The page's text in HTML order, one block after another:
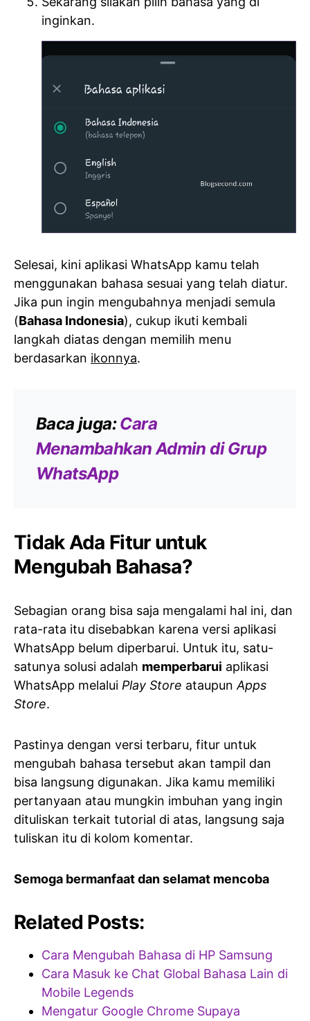
inginkan.
Selesai, kini aplikasi WhatsApp kamu telah
menggunakan bahasa sesuai yang telah diatur.
Jika pun ingin mengubahnya menjadi semula
(Bahasa Indonesia), cukup ikuti kembali
langkah diatas dengan memilih menu
berdasarkan ikonnya.
Baca juga:Cara
Menambahkan Admin di Grup
WhatsApp
Tidak Ada Fitur untuk
Mengubah Bahasa?
Sebagian orang bisa saja mengalami hal ini, dan
rata-rata itu disebabkan karena versi aplikasi
WhatsApp belum diperbarui. Untuk itu, satu-
satunya solusi adalah memperbarui aplikasi
WhatsApp melalui Play Store ataupun Apps
Store.
Pastinya dengan versi terbaru, fitur untuk
mengubah bahasa tersebut akan tampil dan
bisa langsung digunakan. Jika kamu memiliki
pertanyaan atau mungkin imbuhan yang ingin
dituliskan terkait tutorial di atas, langsung saja
tuliskan itu di kolom komentar.
Semoga bermanfaat dan selamat mencoba
Related Posts:
Cara Mengubah Bahasa di HP Samsung
Cara Masuk ke Chat Global Bahasa Lain di
Mobile Legends
Mengatur Google Chrome Supaya